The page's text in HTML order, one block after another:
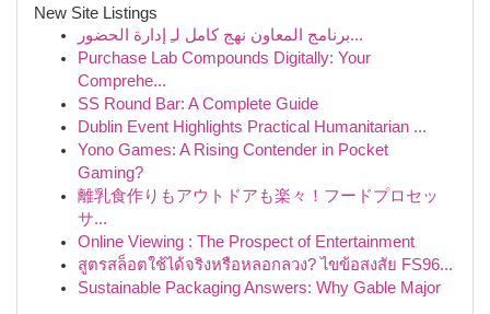
New Site Listings
برنامج المعاون نهج كامل لـِ إدارة الحضور...
Purchase Lab Compounds Digitally: Your
Comprehe...
SS Round Bar: A Complete Guide
Dublin Event Highlights Practical Humanitarian ...
Yono Games: A Rising Contender in Pocket
Gaming?
離乳食作りもアウトドアも楽々！フードプロセッ
サ...
Online Viewing : The Prospect of Entertainment
สูตรสล็อตใช้ได้จริงหรือหลอกลวง? ไขข้อสงสัย FS96...
Sustainable Packaging Answers: Why Gable Major